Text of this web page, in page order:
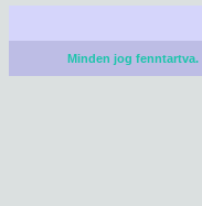
Minden jog